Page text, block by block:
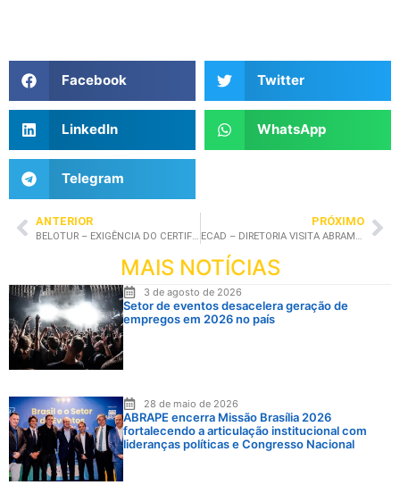
Facebook Twitter
LinkedIn WhatsApp
Telegram
ANTERIOR PRÓXIMO
MAIS NOTÍCIAS
3 de agosto de 2026
Setor de eventos desacelera geração de
empregos em 2026 no país
28 de maio de 2026
ABRAPE encerra Missão Brasília 2026
fortalecendo a articulação institucional com
lideranças políticas e Congresso Nacional